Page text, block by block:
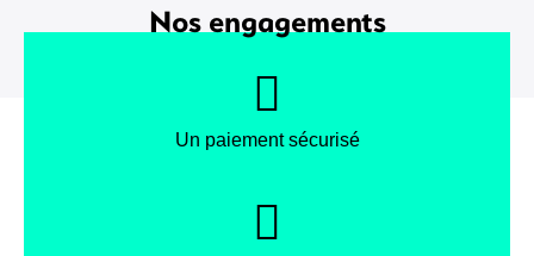
Nos engagements
Un paiement sécurisé